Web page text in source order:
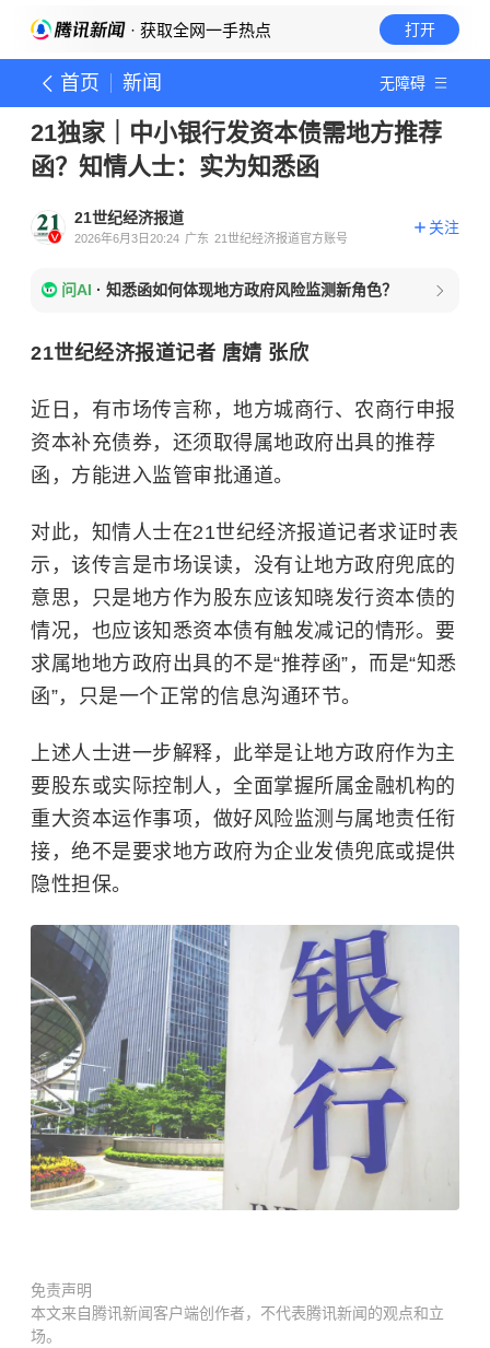
· 获取全网一手热点 打开
首页 新闻 无障碍
21独家｜中小银行发资本债需地方推荐
函？知情人士：实为知悉函
21世纪经济报道
2026年6月3日20:24 广东 21世纪经济报道官方账号
关注
问AI · 知悉函如何体现地方政府风险监测新角色？
21世纪经济报道记者 唐婧 张欣
近日，有市场传言称，地方城商行、农商行申报
资本补充债券，还须取得属地政府出具的推荐
函，方能进入监管审批通道。
对此，知情人士在21世纪经济报道记者求证时表
示，该传言是市场误读，没有让地方政府兜底的
意思，只是地方作为股东应该知晓发行资本债的
情况，也应该知悉资本债有触发减记的情形。要
求属地地方政府出具的不是“推荐函”，而是“知悉
函”，只是一个正常的信息沟通环节。
上述人士进一步解释，此举是让地方政府作为主
要股东或实际控制人，全面掌握所属金融机构的
重大资本运作事项，做好风险监测与属地责任衔
接，绝不是要求地方政府为企业发债兜底或提供
隐性担保。
免责声明
本文来自腾讯新闻客户端创作者，不代表腾讯新闻的观点和立
场。